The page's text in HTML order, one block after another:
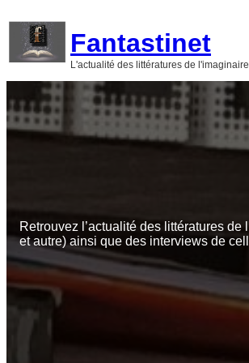
contenu
Fantastinet
L'actualité des littératures de l'imaginaire
Retrouvez l’actualité des littératures
et autre) ainsi que des interviews de